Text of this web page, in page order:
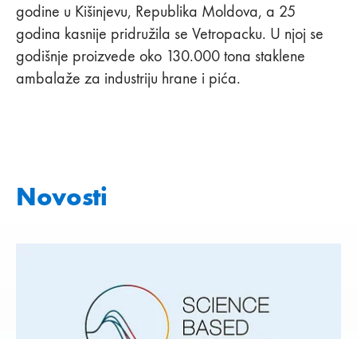
godine u Kišinjevu, Republika Moldova, a 25
godina kasnije pridružila se Vetropacku. U njoj se
godišnje proizvede oko 130.000 tona staklene
ambalaže za industriju hrane i pića.
Novosti